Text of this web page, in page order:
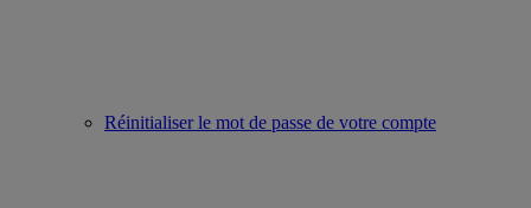
Réinitialiser le mot de passe de votre compte